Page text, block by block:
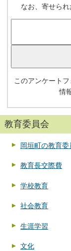
なお、寄せら
このアンケート
情
教育委員会
岡垣町の教育委
教育長交際費
学校教育
社会教育
生涯学習
文化